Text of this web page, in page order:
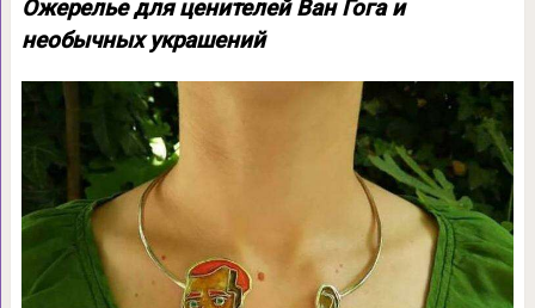
Ожерелье для ценителей Ван Гога и
необычных украшений